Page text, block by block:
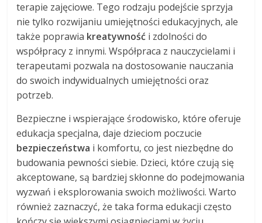
terapie zajęciowe. Tego rodzaju podejście sprzyja
nie tylko rozwijaniu umiejętności edukacyjnych, ale
także poprawia kreatywność i zdolności do
współpracy z innymi. Współpraca z nauczycielami i
terapeutami pozwala na dostosowanie nauczania
do swoich indywidualnych umiejętności oraz
potrzeb.
Bezpieczne i wspierające środowisko, które oferuje
edukacja specjalna, daje dzieciom poczucie
bezpieczeństwa i komfortu, co jest niezbędne do
budowania pewności siebie. Dzieci, które czują się
akceptowane, są bardziej skłonne do podejmowania
wyzwań i eksplorowania swoich możliwości. Warto
również zaznaczyć, że taka forma edukacji często